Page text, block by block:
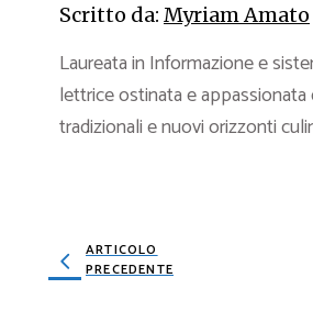
Scritto da: Myriam Amato
Laureata in Informazione e
lettrice ostinata e
tradizionali e nuovi orizzonti
ARTICOLO
PRECEDENTE